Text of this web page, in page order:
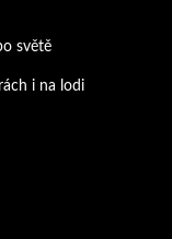
světě
i na lodi